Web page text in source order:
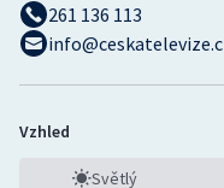
261 136 113
Vzhled
Světlý